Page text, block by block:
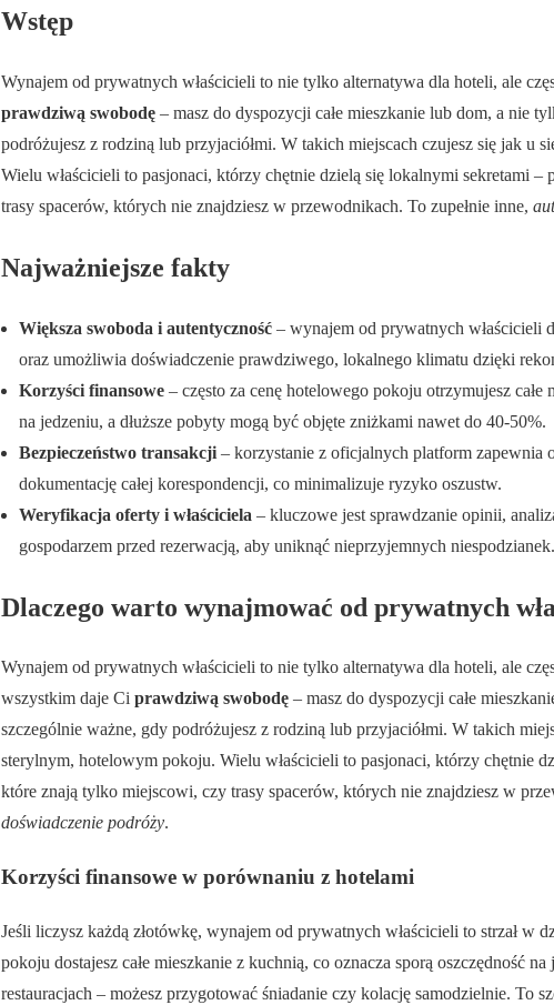
Wstęp
Wynajem od prywatnych właścicieli to nie tylko alternatywa dla hoteli, ale
prawdziwą swobodę – masz do dyspozycji całe mieszkanie lub dom, a nie
podróżujesz z rodziną lub przyjaciółmi. W takich miejscach czujesz się jak u
Wielu właścicieli to pasjonaci, którzy chętnie dzielą się lokalnymi sekretami
trasy spacerów, których nie znajdziesz w przewodnikach. To zupełnie inne,
Najważniejsze fakty
Większa swoboda i autentyczność – wynajem od prywatnych właścicieli
oraz umożliwia doświadczenie prawdziwego, lokalnego klimatu dzięki
Korzyści finansowe – często za cenę hotelowego pokoju otrzymujesz
na jedzeniu, a dłuższe pobyty mogą być objęte zniżkami nawet do 40-50%.
Bezpieczeństwo transakcji – korzystanie z oficjalnych platform zapewnia
dokumentację całej korespondencji, co minimalizuje ryzyko oszustw.
Weryfikacja oferty i właściciela – kluczowe jest sprawdzanie opinii,
gospodarzem przed rezerwacją, aby uniknąć nieprzyjemnych niespodzianek.
Dlaczego warto wynajmować od prywatnych
Wynajem od prywatnych właścicieli to nie tylko alternatywa dla hoteli, ale
wszystkim daje Ci prawdziwą swobodę – masz do dyspozycji całe
szczególnie ważne, gdy podróżujesz z rodziną lub przyjaciółmi. W takich
sterylnym, hotelowym pokoju. Wielu właścicieli to pasjonaci, którzy chętnie
które znają tylko miejscowi, czy trasy spacerów, których nie znajdziesz w
doświadczenie podróży.
Korzyści finansowe w porównaniu z hotelami
Jeśli liczysz każdą złotówkę, wynajem od prywatnych właścicieli to strzał w
pokoju dostajesz całe mieszkanie z kuchnią, co oznacza sporą oszczędność
restauracjach – możesz przygotować śniadanie czy kolację samodzielnie. To